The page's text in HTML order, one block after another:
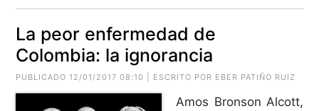
La peor enfermedad de
Colombia: la ignorancia
PUBLICADO 12/01/2017 08:10 | ESCRITO POR EBER PATIÑO RUIZ
Amos Bronson Alcott,